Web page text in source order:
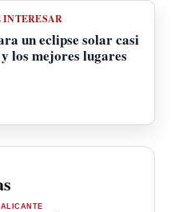
INTERESAR
un eclipse solar casi
los mejores lugares